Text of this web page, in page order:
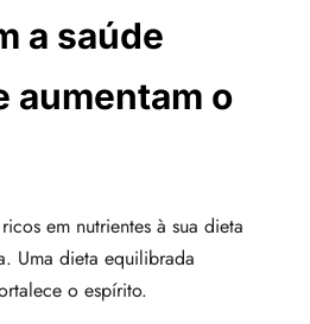
a saúde
aumentam o
em nutrientes à sua dieta
Uma dieta equilibrada
o espírito.